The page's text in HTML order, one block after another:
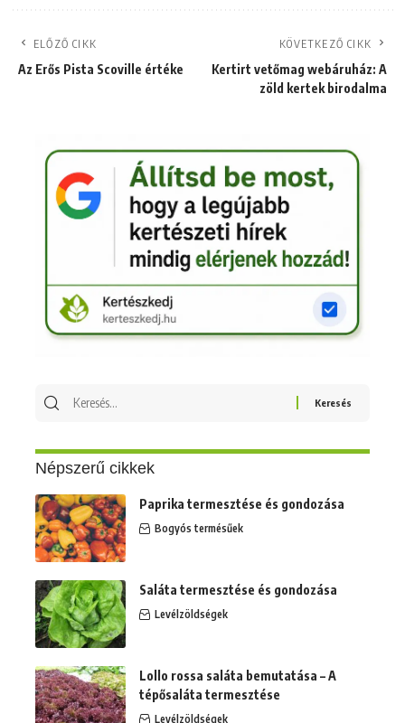
ELŐZŐ CIKK
Az Erős Pista Scoville értéke
KÖVETKEZŐ CIKK
Kertirt vetőmag webáruház: A
zöld kertek birodalma
Keresés
Népszerű cikkek
Paprika termesztése és gondozása
Bogyós termésűek
Saláta termesztése és gondozása
Levélzöldségek
Lollo rossa saláta bemutatása – A
tépősaláta termesztése
Levélzöldségek